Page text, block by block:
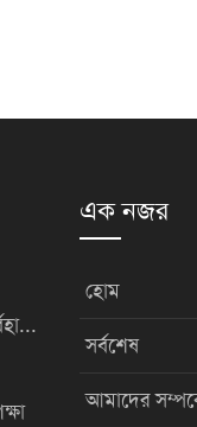
এক নজর
হোম
সর্বশেষ
আমাদের